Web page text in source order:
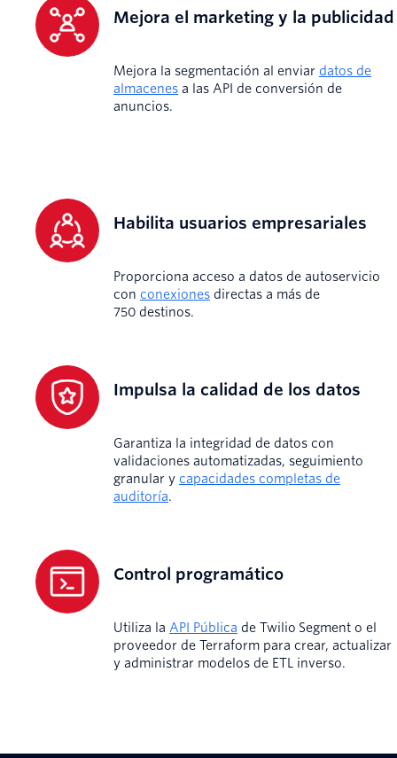
Mejora el marketing y la publicidad
Mejora la segmentación al enviar datos de
almacenes a las API de conversión de
anuncios.
Habilita usuarios empresariales
Proporciona acceso a datos de autoservicio
con conexiones directas a más de
750 destinos.
Impulsa la calidad de los datos
Garantiza la integridad de datos con
validaciones automatizadas, seguimiento
granular y capacidades completas de
auditoría.
Control programático
Utiliza la API Pública de Twilio Segment o el
proveedor de Terraform para crear, actualizar
y administrar modelos de ETL inverso.